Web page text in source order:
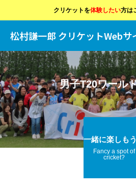
クリケットを体験したい方は
松村謙一郎 クリケットWebサ
男子T20ワール
一緒に楽しもう
Fancy a spot of
cricket?